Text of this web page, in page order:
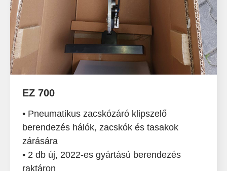
EZ 700
• Pneumatikus zacskózáró klipszelő
berendezés hálók, zacskók és tasakok
zárására
• 2 db új, 2022-es gyártású berendezés
raktáron